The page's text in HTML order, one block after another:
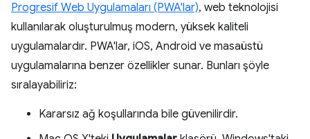
Progresif Web Uygulamaları (PWA'lar), web teknolojisi
kullanılarak oluşturulmuş modern, yüksek kaliteli
uygulamalardır. PWA'lar, iOS, Android ve masaüstü
uygulamalarına benzer özellikler sunar. Bunları şöyle
sıralayabiliriz:
Kararsız ağ koşullarında bile güvenilirdir.